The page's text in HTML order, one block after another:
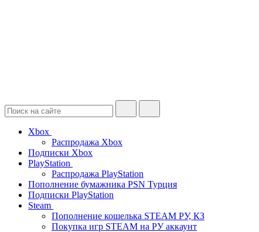
Xbox
Распродажа Xbox
Подписки Xbox
PlayStation
Распродажа PlayStation
Пополнение бумажника PSN Турция
Подписки PlayStation
Steam
Пополнение кошелька STEAM РУ, КЗ
Покупка игр STEAM на РУ аккаунт